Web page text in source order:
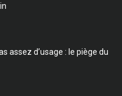
assez d’usage : le piège du